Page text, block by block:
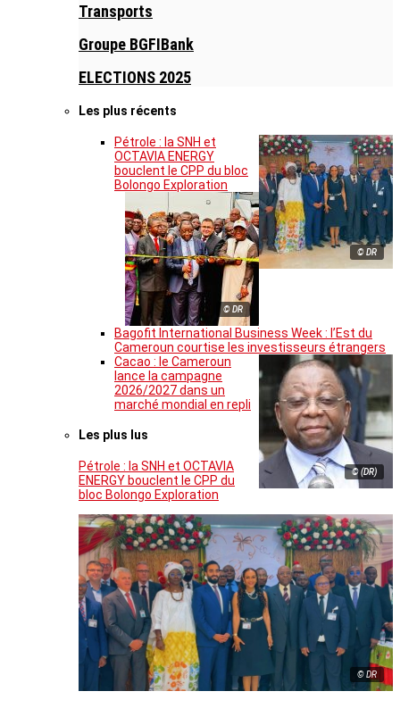
Transports
Groupe BGFIBank
ELECTIONS 2025
Les plus récents
© DR
Pétrole : la SNH et
OCTAVIA ENERGY
bouclent le CPP du bloc
Bolongo Exploration
© DR
Bagofit International Business Week : l’Est du
Cameroun courtise les investisseurs étrangers
© (DR)
Cacao : le Cameroun
lance la campagne
2026/2027 dans un
marché mondial en repli
Les plus lus
Pétrole : la SNH et OCTAVIA
ENERGY bouclent le CPP du
bloc Bolongo Exploration
© DR